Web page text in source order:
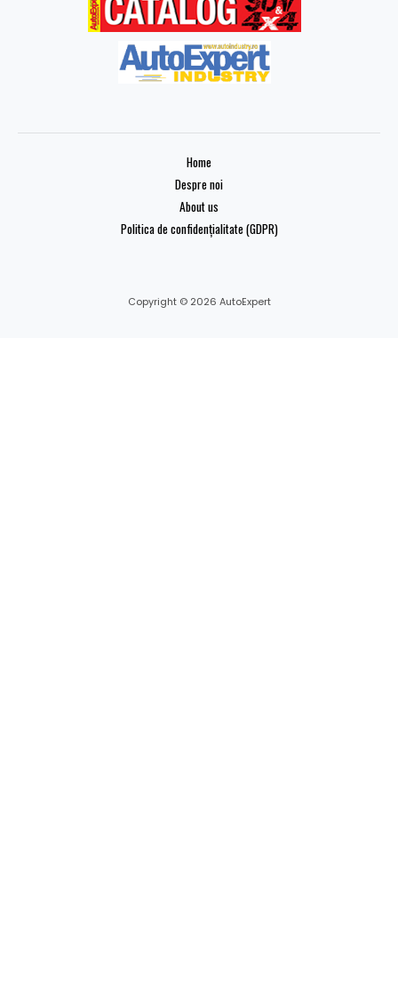
Home
Despre noi
About us
Politica de confidențialitate (GDPR)
Copyright © 2026 AutoExpert